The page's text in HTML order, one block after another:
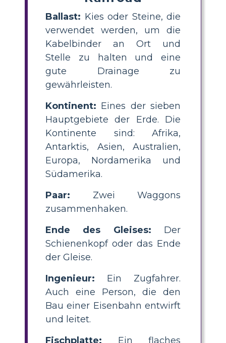
Ballast: Kies oder Steine, die
verwendet werden, um die
Kabelbinder an Ort und
Stelle zu halten und eine
gute Drainage zu
gewährleisten.
Kontinent: Eines der sieben
Hauptgebiete der Erde. Die
Kontinente sind: Afrika,
Antarktis, Asien, Australien,
Europa, Nordamerika und
Südamerika.
Paar: Zwei Waggons
zusammenhaken.
Ende des Gleises: Der
Schienenkopf oder das Ende
der Gleise.
Ingenieur: Ein Zugfahrer.
Auch eine Person, die den
Bau einer Eisenbahn entwirft
und leitet.
Fischplatte: Ein flaches